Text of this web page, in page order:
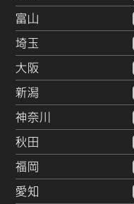
富山
埼玉
大阪
新潟
神奈川
秋田
福岡
愛知